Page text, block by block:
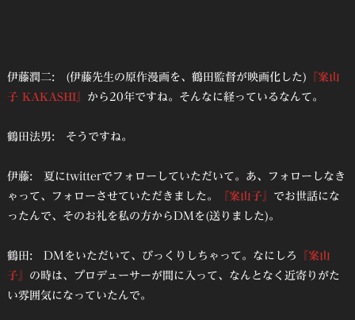
伊藤潤二: (伊藤先生の原作漫画を、鶴田監督が映画化した) 『案山
子 KAKASHI』 から20年ですね。そんなに経っているなんて。
鶴田法男: そうですね。
伊藤: 夏にtwitterでフォローしていただいて。あ、フォローしなき
ゃって、フォローさせていただきました。
『案山子』 でお世話にな
ったんで、そのお礼を私の方からDMを(送りました)。
鶴田: DMをいただいて、びっくりしちゃって。なにしろ
『案山
子』 の時は、プロデューサーが間に入って、なんとなく近寄りがた
い雰囲気になっていたんで。